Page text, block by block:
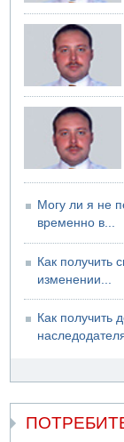
06.08.2026
Арестованы
электрической
06.08.2026
Возле Кирьят-
06.08.2026
США не будут
06.08.2026
Могу ли я не
временно в...
Как получить
изменении...
Как получить